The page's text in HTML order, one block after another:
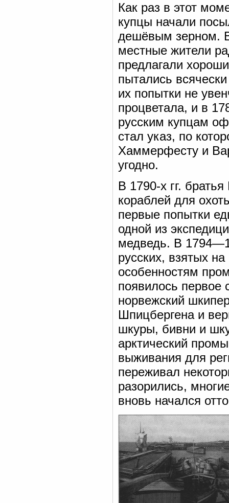
Как раз в этот
купцы начали
дешёвым зерном. В
местные жители
предлагали
пытались
их попытки не
процветала, и в
русским купцам
стал указ, по
Хаммерфесту и
угодно.
В 1790-х гг.
кораблей для
первые попытки
одной из
медведь. В
русских, взятых
особенностям
появилось первое
норвежский
Шпицбергена и
шкуры, бивни и
арктический
выживания для
переживал
разорились,
вновь начался